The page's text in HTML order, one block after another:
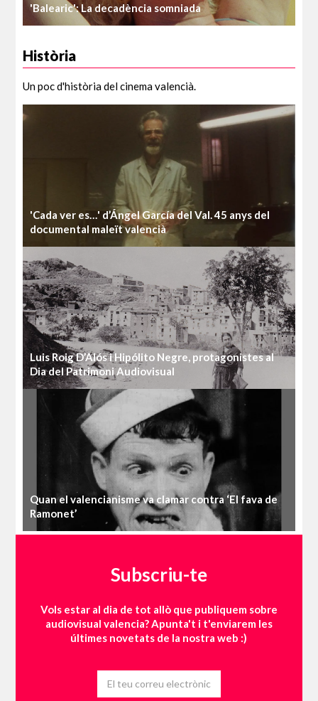
'Balearic': La decadència somniada
Història
Un poc d'història del cinema valencià.
'Cada ver es…' d’Ángel García del Val. 45 anys del
documental maleït valencià
Luis Roig D’Alós i Hipólito Negre, protagonistes al
Dia del Patrimoni Audiovisual
Quan el valencianisme va clamar contra ‘El fava de
Ramonet’
Subscriu-te
Vols estar al dia de tot allò que publiquem sobre
audiovisual valencia? Apunta't i t'enviarem les
últimes novetats de la nostra web :)